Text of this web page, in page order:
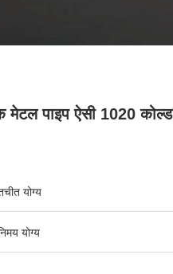
मेटल पाइप ऐसी 1020 कोल्ड
योग्य
योग्य